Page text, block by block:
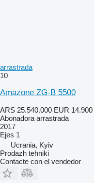
arrastrada
10
Amazone ZG-B 5500
ARS 25.540.000 EUR 14.900
Abonadora arrastrada
2017
Ejes 1
Ucrania, Kyiv
Prodazh tehniki
Contacte con el vendedor